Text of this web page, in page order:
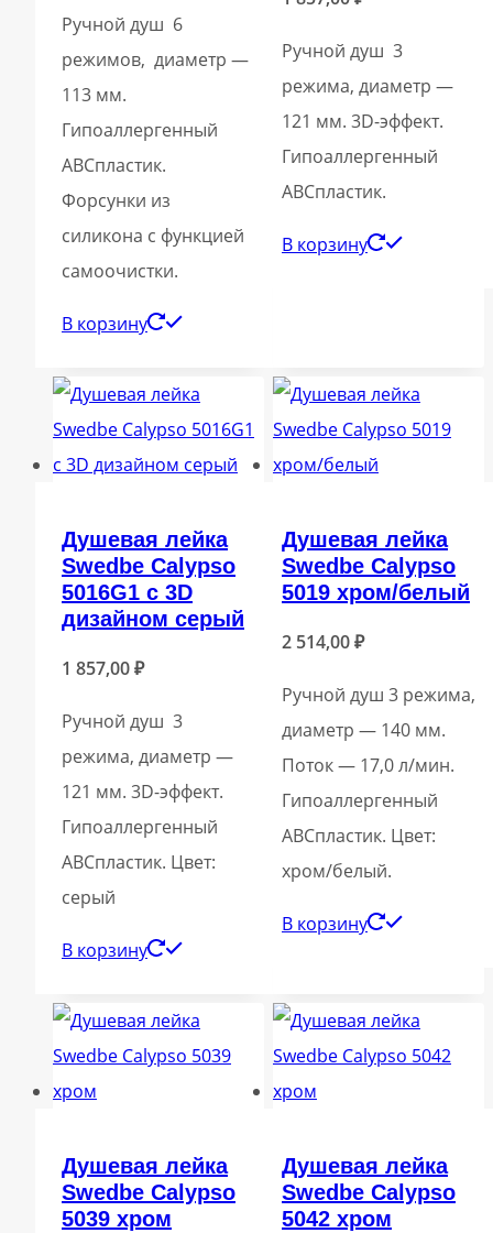
Ручной душ 6
режимов, диаметр —
113 мм.
Гипоаллергенный
ABСпластик.
Форсунки из
силикона с функцией
самоочистки.
В корзину
Ручной душ 3
режима, диаметр —
121 мм. 3D-эффект.
Гипоаллергенный
ABСпластик.
В корзину
Душевая лейка
Swedbe Calypso
5016G1 с 3D
дизайном серый
1 857,00₽
Ручной душ 3
режима, диаметр —
121 мм. 3D-эффект.
Гипоаллергенный
ABСпластик. Цвет:
серый
В корзину
Душевая лейка
Swedbe Calypso
5019 хром/белый
2 514,00₽
Ручной душ 3 режима,
диаметр — 140 мм.
Поток — 17,0 л/мин.
Гипоаллергенный
ABСпластик. Цвет:
хром/белый.
В корзину
Душевая лейка
Swedbe Calypso
5039 хром
Душевая лейка
Swedbe Calypso
5042 хром